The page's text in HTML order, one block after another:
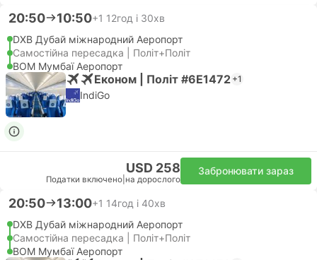
20:50 10:50+1 12год і 30хв
DXB Дубай міжнародний Аеропорт
Самостійна пересадка | Політ+Політ
BOM Мумбаї Аеропорт
Економ | Політ #6E1472 +1
IndiGo
USD 258
Податки включено на дорослого
Забронювати зараз
20:50 13:00+1 14год і 40хв
DXB Дубай міжнародний Аеропорт
Самостійна пересадка | Політ+Політ
BOM Мумбаї Аеропорт